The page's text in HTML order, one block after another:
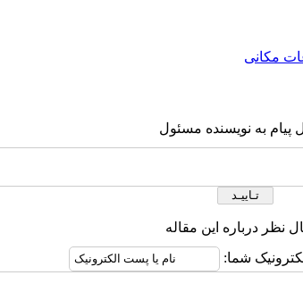
مکانی
پیام به نویسنده مسئول
نظر درباره این مقاله
شما: